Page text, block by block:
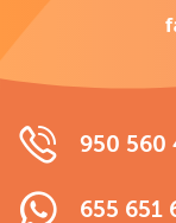
950 560
655 651